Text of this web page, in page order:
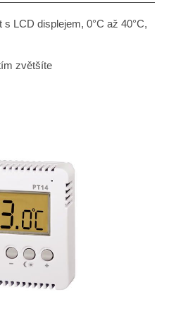
LCD displejem, 0°C až 40°C,
zvětšíte